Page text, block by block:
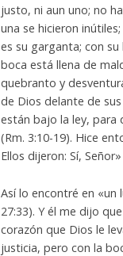
justo, ni aun uno; no
una se hicieron
es su garganta; con
boca está llena de
quebranto y
de Dios delante de
están bajo la ley, para
(Rm. 3:10-19). Hice
Ellos dijeron: Sí,
Así lo encontré en «un
27:33). Y él me dijo
corazón que Dios le
justicia, pero con la